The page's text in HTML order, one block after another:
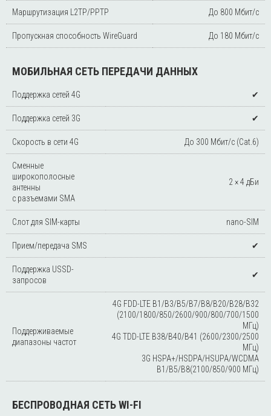
Маршрутизация L2TP/PPTP До 800 Мбит/с
Пропускная способность WireGuard До 180 Мбит/с
МОБИЛЬНАЯ СЕТЬ ПЕРЕДАЧИ ДАННЫХ
Поддержка сетей 4G ✔
Поддержка сетей 3G ✔
Скорость в сети 4G До 300 Мбит/с (Cat.6)
Сменные
широкополосные
антенны
с разъемами SMA
2 × 4 дБи
Слот для SIM-карты nano-SIM
Прием/передача SMS ✔
Поддержка USSD-
запросов
✔
Поддерживаемые
диапазоны частот
4G FDD-LTE B1/B3/B5/B7/B8/B20/B28/B32
(2100/1800/850/2600/900/800/700/1500
МГц)
4G TDD-LTE B38/B40/B41 (2600/2300/2500
МГц)
3G HSPA+/HSDPA/HSUPA/WCDMA
B1/B5/B8(2100/850/900 МГц)
БЕСПРОВОДНАЯ СЕТЬ WI-FI